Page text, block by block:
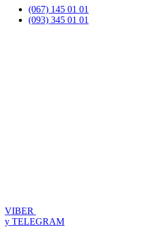
(067) 145 01 01
(093) 345 01 01
VIBER
у TELEGRAM